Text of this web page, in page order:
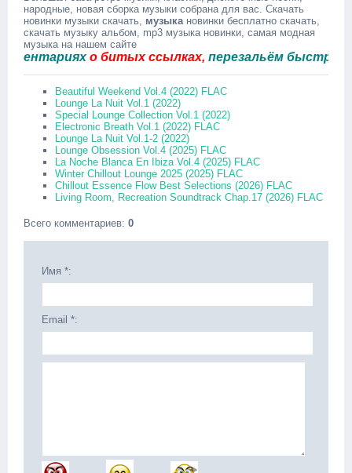
народные, новая сборка музыки собрана для вас. Скачать
новинки музыки скачать, музыкановинки бесплатно скачать,
скачать музыку альбом, mp3 музыка новинки, самая модная
музыка на нашем сайте
о битых ссылках,перезальём быстро.
Beautiful Weekend Vol.4 (2022) FLAC
Lounge La Nuit Vol.1 (2022)
Special Lounge Collection Vol.1 (2022)
Electronic Breath Vol.1 (2022) FLAC
Lounge La Nuit Vol.1-2 (2022)
Lounge Obsession Vol.4 (2025) FLAC
La Noche Blanca En Ibiza Vol.4 (2025) FLAC
Winter Chillout Lounge 2025 (2025) FLAC
Chillout Essence Flow Best Selections (2026) FLAC
Living Room, Recreation Soundtrack Chap.17 (2026) FLAC
Всего комментариев: 0
Имя *:
Email *: